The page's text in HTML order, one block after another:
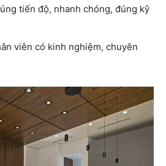
tiến độ, nhanh chóng, đúng kỹ
viên có kinh nghiệm, chuyên